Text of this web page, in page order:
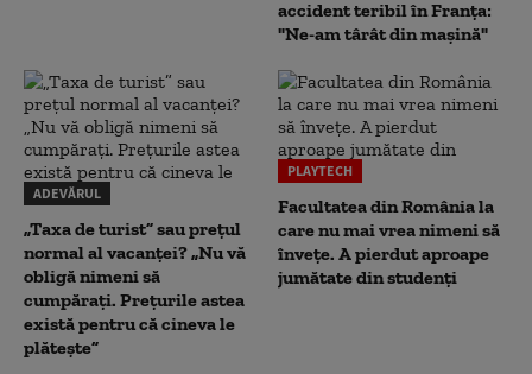
accident teribil în Franța:
"Ne-am târât din mașină"
ADEVĂRUL
„Taxa de turist” sau prețul
normal al vacanței? „Nu vă
obligă nimeni să
cumpărați. Prețurile astea
există pentru că cineva le
plătește”
PLAYTECH
Facultatea din România la
care nu mai vrea nimeni să
înveţe. A pierdut aproape
jumătate din studenţi